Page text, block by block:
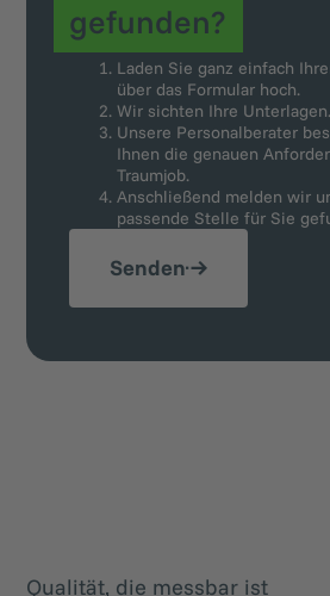
gefunden?
Laden Sie ganz einfach
über das Formular hoch.
Wir sichten Ihre Unterlagen.
Unsere Personalberater
Ihnen die genauen
Traumjob.
Anschließend melden wir
passende Stelle für Sie
Senden
Qualität, die messbar ist